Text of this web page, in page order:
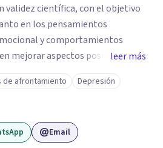
validez científica, con el objetivo
en los pensamientos
y comportamientos
mejorar aspectos positivos,
personal. ¡Tus objetivos son los
principal es
y equilibrio que buscas, siendo
persona es diferente y por ello
una adecuada evaluación para
leer más
de afrontamiento
Depresión
Email